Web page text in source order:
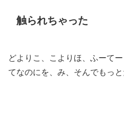
触られちゃった
どよりこ、こよりほ、ふーて
てなのにを、み、そんでもっと